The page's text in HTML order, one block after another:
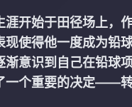
涯开始于田径场上，
现使得他一度成为铅
渐意识到自己在铅球
一个重要的决定——转